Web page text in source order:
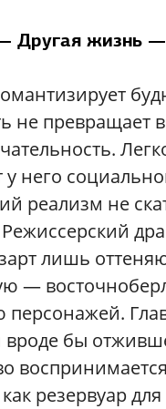
Другая жизнь —
не превращает в
него
реализм не
лишь
—
вроде бы
резервуар